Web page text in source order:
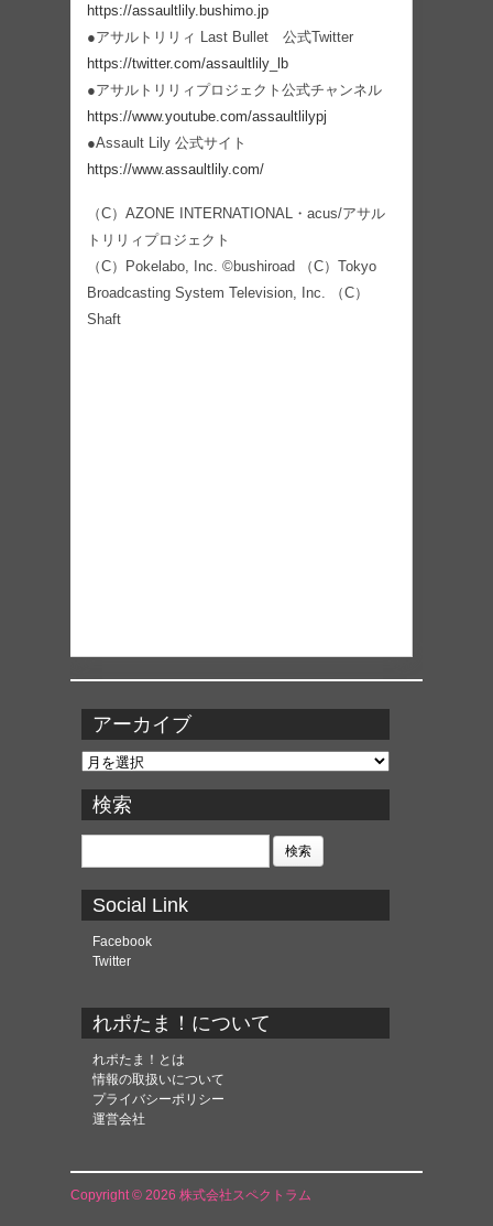
https://assaultlily.bushimo.jp
●アサルトリリィ Last Bullet 公式Twitter
https://twitter.com/assaultlily_lb
●アサルトリリィプロジェクト公式チャンネル
https://www.youtube.com/assaultlilypj
●Assault Lily 公式サイト
https://www.assaultlily.com/
（C）AZONE INTERNATIONAL・acus/アサル
トリリィプロジェクト
（C）Pokelabo, Inc. ©bushiroad （C）Tokyo
Broadcasting System Television, Inc. （C）
Shaft
アーカイブ
ア
カ
イ
ブ
検索
検
Social Link
Facebook
Twitter
れポたま！について
れポたま！とは
情報の取扱いについて
プライバシーポリシー
運営会社
Copyright © 2026 株式会社スペクトラム